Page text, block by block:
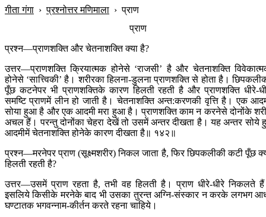
गीता गंगा ›प्रश्नोत्तर मणिमाला ›प्राण
प्राण
प्रश्न—प्राणशक्ति और चेतनाशक्ति क्या है?
उत्तर—प्राणशक्ति क्रियात्मक होनेसे ‘राजसी’ है और चेतनाशक्ति
होनेसे ‘सात्त्विकी’ है। शरीरका हिलना-डुलना प्राणशक्ति से होता है।
पूँछ कटनेपर भी प्राणशक्तिके कारण हिलती रहती है और प्राणशक्ति धीरे-
समष्टि प्राणमें लीन हो जाती है। चेतनाशक्ति अन्त:करणकी वृत्ति है। एक
सोया हुआ है और एक आदमी मरा हुआ है। प्राणशक्ति काम न करनेसे दोनोंके
अचल हैं। परन्तु दोनोंका चेहरा देखें तो उसमें अन्तर दीखता है। यह अन्तर सोये
आदमीमें चेतनाशक्ति होनेके कारण दीखता है॥ १४२॥
प्रश्न—मरनेपर प्राण (सूक्ष्मशरीर) निकल जाता है, फिर छिपकलीकी कटी पूँछ
हिलती रहती है?
उत्तर—उसमें प्राण रहता है, तभी वह हिलती है। प्राण धीरे-धीरे निकलते
इसलिये किसीके मरनेके बाद भी उसका तुरन्त अग्नि-संस्कार न करके लगभग
घण्टातक भगवन्नाम-कीर्तन करते रहना चाहिये।